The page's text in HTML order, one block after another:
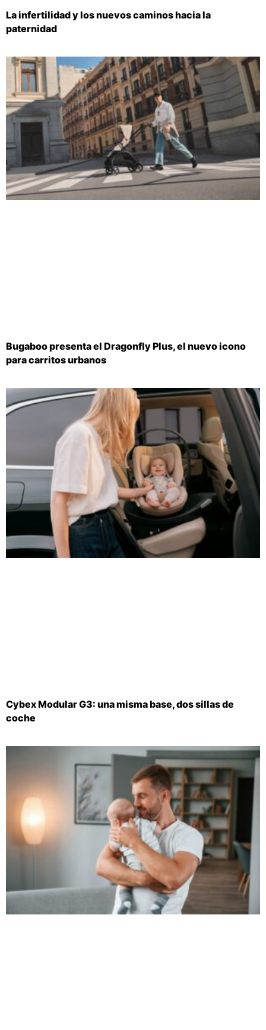
La infertilidad y los nuevos caminos hacia la
paternidad
Bugaboo presenta el Dragonfly Plus, el nuevo icono
para carritos urbanos
Cybex Modular G3: una misma base, dos sillas de
coche